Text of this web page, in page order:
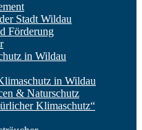
Stadt Wildau
Förderung
in Wildau
in Wildau
& Naturschutz
Klimaschutz“